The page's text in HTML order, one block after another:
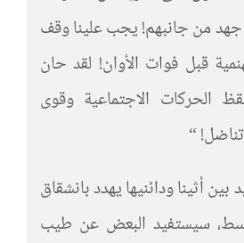
من جانبهم! يجب علينا وقف
قبل فوات الأوان! لقد حان
الحركات الاجتماعية وقوى
“
بين أثينا ودائنيها يهدد بانشقاق
سيستفيد البعض عن طيب